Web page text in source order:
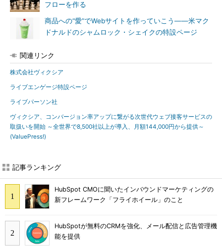
フローを作る
商品への“愛”でWebサイトを作っていこう――米マク
ドナルドのシャムロック・シェイクの特設ページ
関連リンク
株式会社ヴィクシア
ライブエンゲージ特設ページ
ライブパーソン社
ヴィクシア、コンバージョン率アップに繋がる次世代ウェブ接客サービスの
取扱いを開始 ～全世界で8,500社以上が導入、月額144,000円から提供～
(ValuePress!)
記事ランキング
HubSpot CMOに聞いたインバウンドマーケティングの
新フレームワーク「フライホイール」のこと
HubSpotが無料のCRMを強化、メール配信と広告管理機
能を提供